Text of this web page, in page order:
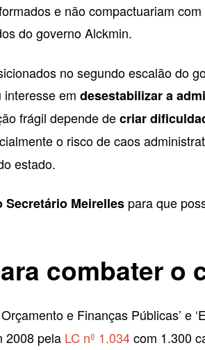
e não compactuariam
do governo Alckmin.
no segundo escalão do
em desestabilizar a
frágil depende decriar
o risco de caos
estado.
Meirellespara que
combater o
e Finanças Públicas’ e
2008 pela LC nº 1.034com 1.300